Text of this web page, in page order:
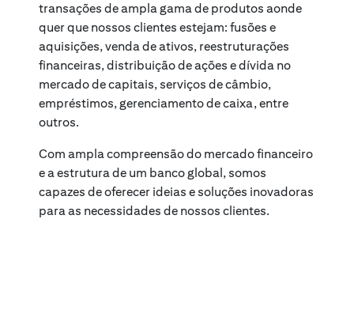
transações de ampla gama de produtos aonde
quer que nossos clientes estejam: fusões e
aquisições, venda de ativos, reestruturações
financeiras, distribuição de ações e dívida no
mercado de capitais, serviços de câmbio,
empréstimos, gerenciamento de caixa, entre
outros.
Com ampla compreensão do mercado financeiro
e a estrutura de um banco global, somos
capazes de oferecer ideias e soluções inovadoras
para as necessidades de nossos clientes.